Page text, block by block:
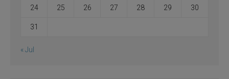
24 25 26 27 28 29 30
31
« Jul